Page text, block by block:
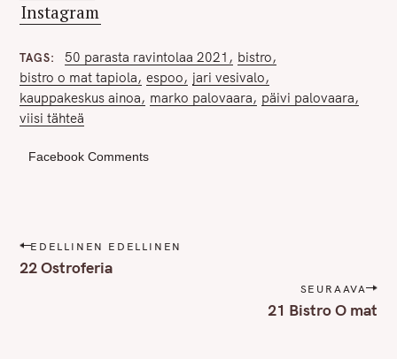
Instagram
TAGS 50 parasta ravintolaa 2021
bistro
bistro o mat tapiola espoo
jari vesivalo
kauppakeskus ainoa
marko palovaara
päivi palovaara
viisi tähteä
Facebook Comments
P
o
EDELLINEN EDELLINEN
22 Ostroferia
SEURAAVA
21 Bistro O mat